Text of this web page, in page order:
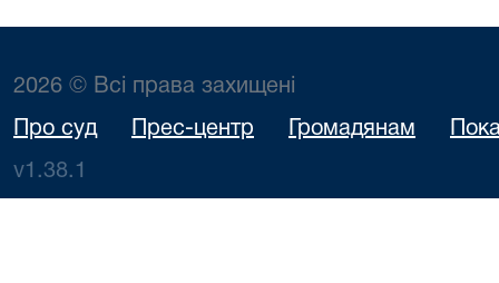
2026 © Всі права захищені
Про суд Прес-центр Громадянам
v1.38.1